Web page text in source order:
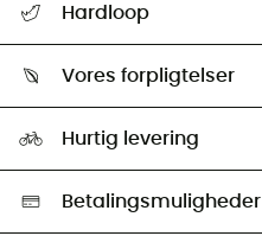
Returnering & Tilbagebetaling
Hardloop
Our ambassadors
Vores forpligtelser
Second hand
HardGreen Udvalg
Hurtig levering
Betalingsmuligheder